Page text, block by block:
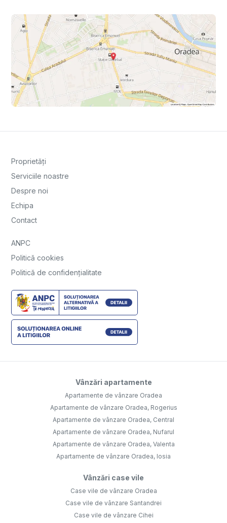
Proprietăți
Serviciile noastre
Despre noi
Echipa
Contact
ANPC
Politică cookies
Politică de confidențialitate
Vânzări apartamente
Apartamente de vânzare Oradea
Apartamente de vânzare Oradea, Rogerius
Apartamente de vânzare Oradea, Central
Apartamente de vânzare Oradea, Nufarul
Apartamente de vânzare Oradea, Valenta
Apartamente de vânzare Oradea, Iosia
Vânzări case vile
Case vile de vânzare Oradea
Case vile de vânzare Santandrei
Case vile de vânzare Cihei